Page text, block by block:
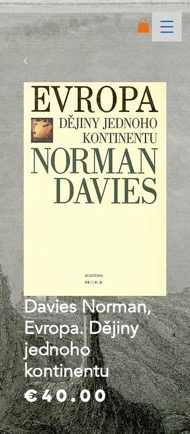
Davies Norman,
Evropa. Dějiny
jednoho
kontinentu
€40.00Price
Quantity*